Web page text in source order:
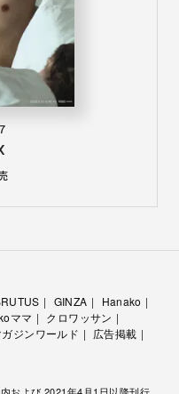
GINZA
Hanako
ママ
クロワッサン
ガジンワールド
広告掲載